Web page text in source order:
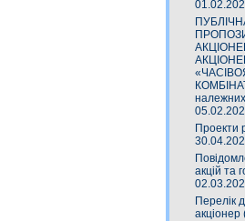
Проекти
акцій та
Перелік
акціонер